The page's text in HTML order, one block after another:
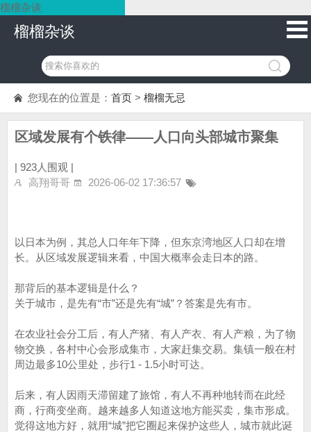
榴榴杂谈
榴榴杂谈
您现在的位置是： 首页 > 榴榴无忌
区域发展有个铁律——人口向头部城市聚集
| 923人围观 |
高翔哥哥
2026-06-02 17:36:57
以日本为例，其总人口年年下降，但东京湾地区人口却在增
长。从区域发展逻辑来看，中国大概率会走日本的路。
那背后的基本逻辑是什么？
关于城市，是先有“市”还是先有“城”？答案是先有市。
在农业社会分工后，有人产猪、有人产衣、有人产粮，为了物
物交换，各村中心会形成集市，大家赶集交易。集镇一般在村
周边最多10公里处，步行1 - 1.5小时可达。
后来，有人因雨天滞留建了旅馆，有人不再种地转而在此经
商，行商变坐商。越来越多人知道这地方能买卖，集市形成。
觉得这地方好，就用“城”把它圈起来保护这些人，城市就此诞